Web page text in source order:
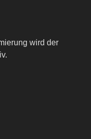
wird der